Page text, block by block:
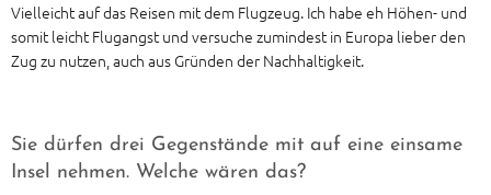
Vielleicht auf das Reisen mit dem Flugzeug. Ich habe eh Höhen- und
somit leicht Flugangst und versuche zumindest in Europa lieber den
Zug zu nutzen, auch aus Gründen der Nachhaltigkeit.
Sie dürfen drei Gegenstände mit auf eine einsame
Insel nehmen. Welche wären das?